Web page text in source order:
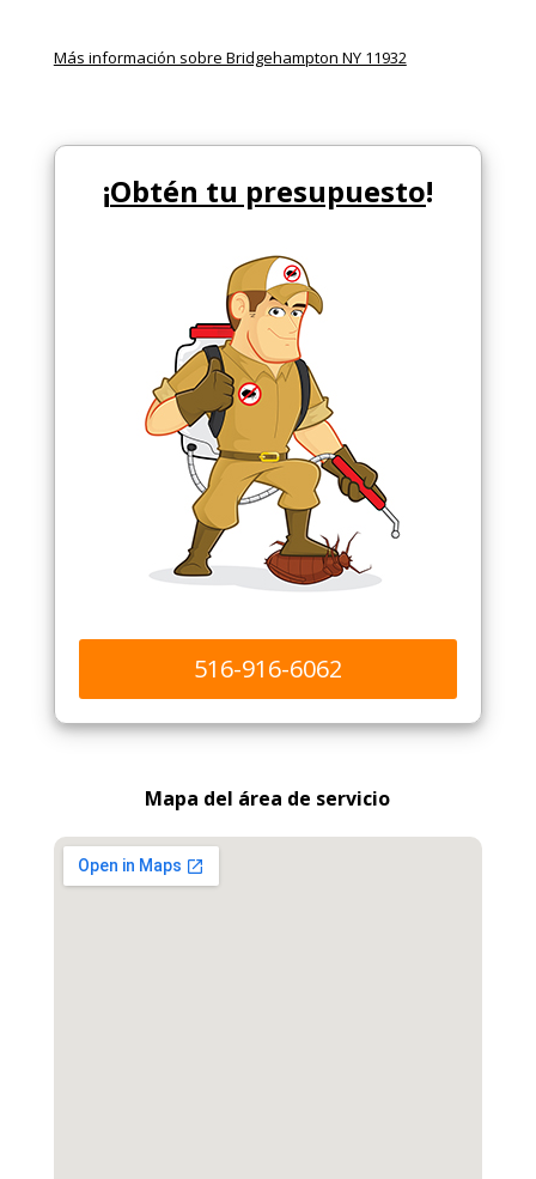
Más información sobre Bridgehampton NY 11932
¡Obtén tu presupuesto!
516-916-6062
Mapa del área de servicio